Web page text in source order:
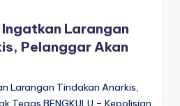
Larangan
Pelanggar Akan
Larangan Tindakan Anarkis,